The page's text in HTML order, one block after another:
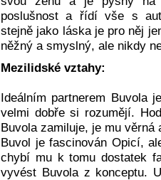
poslušnost a řídí vše s
stejně jako láska je pro něj
něžný a smyslný, ale nikdy
Mezilidské vztahy:
Ideálním partnerem Buvola
velmi dobře si rozumějí.
Buvola zamiluje, je mu věrná
Buvol je fascinován Opicí,
chybí mu k tomu dostatek
vyvést Buvola z konceptu.